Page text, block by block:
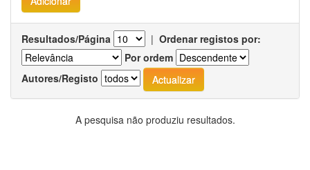
Resultados/Página | Ordenar registos por:
Por ordem
Autores/Registo
A pesquisa não produziu resultados.